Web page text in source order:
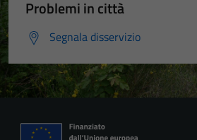
Problemi in città
Segnala disservizio